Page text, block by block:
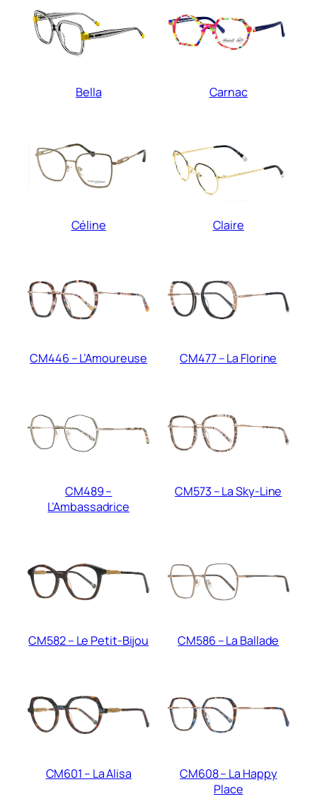
Bella Carnac
Céline Claire
CM446 – L’Amoureuse CM477 – La Florine
CM489 –
L’Ambassadrice
CM573 – La Sky-Line
CM582 – Le Petit-Bijou CM586 – La Ballade
CM601 – La Alisa
CM608 – La Happy
Place